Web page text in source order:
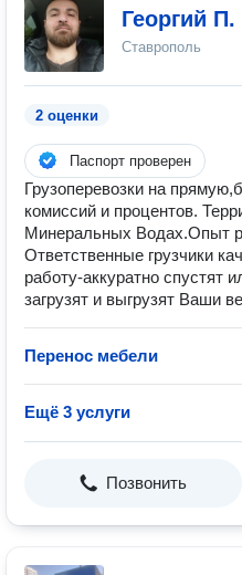
Георгий П.
Ставрополь
2 оценки
Паспорт проверен
Грузоперевозки на
комиссий и процентов.
Минеральных Водах.Опыт
Ответственные грузчики
работу-аккуратно спустят
загрузят и выгрузят Ваши
Перенос мебели
Ещё 3 услуги
Позвонить